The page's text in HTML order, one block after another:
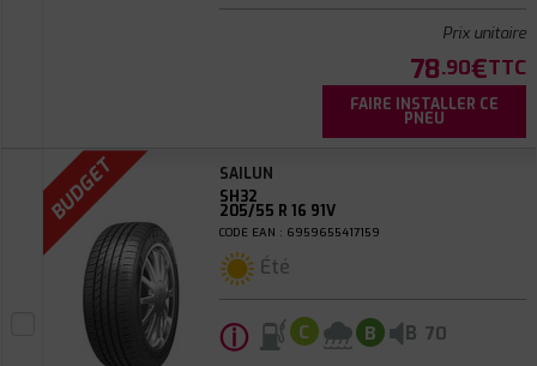
Prix unitaire
78.90€TTC
FAIRE INSTALLER CE
PNEU
BUDGET
SAILUN
SH32
205/55 R 16 91V
CODE EAN : 6959655417159
Été
ⓘ C B B 70